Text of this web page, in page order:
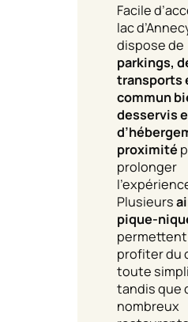
Facile
lac
dispose de
parkings,
transports
commun
desservis
proximité
prolonger
Plusieurs
pique-
profiter du
toute
tandis que
nombreux